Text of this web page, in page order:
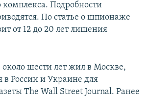
Подробности
По статье о шпионаже
от 12 до 20 лет лишения
шести лет жил в Москве,
в России и Украине для
The Wall Street Journal. Ранее